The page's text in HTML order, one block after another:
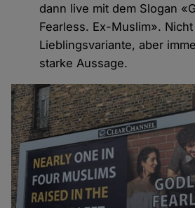
dann live mit dem Slogan
Fearless. Ex-Muslim».
Lieblingsvariante, aber
starke Aussage.